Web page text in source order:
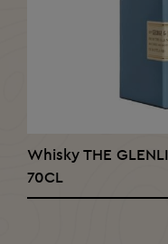
Whisky THE
70CL